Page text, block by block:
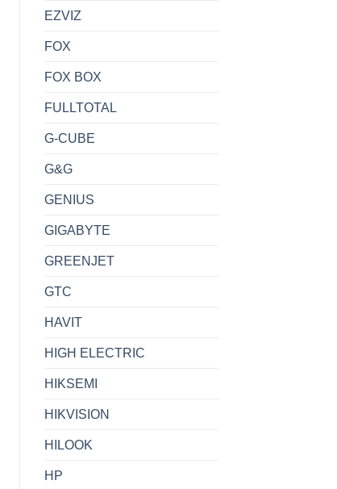
EZVIZ
FOX
FOX BOX
FULLTOTAL
G-CUBE
G&G
GENIUS
GIGABYTE
GREENJET
GTC
HAVIT
HIGH ELECTRIC
HIKSEMI
HIKVISION
HILOOK
HP